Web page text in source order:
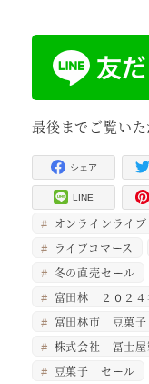
最後までご覧いた
シェア
LINE
オンラインライブ
ライブコマース
冬の直売セール
富田林 ２０２
富田林市 豆菓子
株式会社 冨士屋
豆菓子 セール